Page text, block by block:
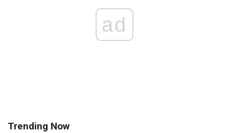
ad
Trending Now